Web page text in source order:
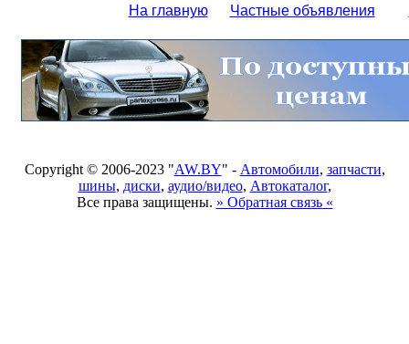
На главную Частные объявления
Copyright © 2006-2023 "AW.BY" - Автомобили, запчасти,
шины, диски, аудио/видео, Автокаталог,
Все права защищены. » Обратная связь «